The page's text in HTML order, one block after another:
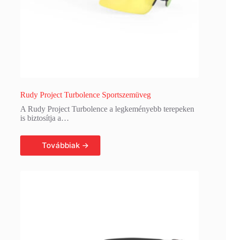
Rudy Project Turbolence Sportszemüveg
A Rudy Project Turbolence a legkeményebb terepeken
is biztosítja a…
Tovább olvasom